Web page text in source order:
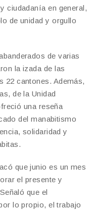
ciudadanía en general,
de unidad y orgullo
de varias
la izada de las
22 cantones. Además,
de la Unidad
una reseña
del manabitismo
solidaridad y
que junio es un mes
el presente y
que el
lo propio, el trabajo